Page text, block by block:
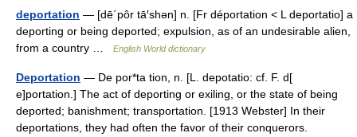
deportation — [dē΄pôr tā′shən] n. [Fr déportation < L deportatio] a
deporting or being deported; expulsion, as of an undesirable alien,
from a country …
English World dictionary
Deportation — De por*ta tion, n. [L. depotatio: cf. F. d[
e]portation.] The act of deporting or exiling, or the state of being
deported; banishment; transportation. [1913 Webster] In their
deportations, they had often the favor of their conquerors.